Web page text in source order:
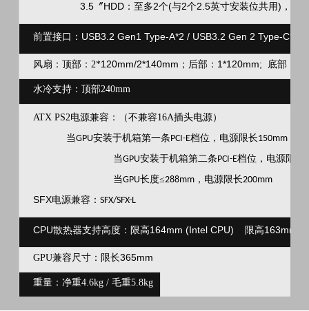
3.5〞HDD：至多2个(与2个2.5英寸安装位共用)，具体
前置接口： USB3.2 Gen1 Type-A*2 / USB3.2 Gen 2 Type-C*1 /
风扇：顶部：2*120mm/2*140mm；后部：1*120mm; 底部：
水冷支持：顶部240mm
ATX PS2电源兼容：（不兼容16A插头电源）
当GPU安装于机箱第一条PCI-E档位，电源限长150mm，建
当GPU安装于机箱第二条PCI-E档位，电源限长
当GPU长度≤288mm，电源限长200mm
SFX电源兼容： SFX/SFX-L
CPU散热器支持高度：限高164mm (Intel CPU) 限高163mm
GPU兼容尺寸： 限长365mm
重量：净重4.6kg / 毛重5.8kg